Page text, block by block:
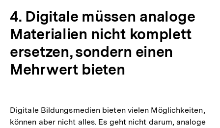
4. Digitale müssen analoge
Materialien nicht komplett
ersetzen, sondern einen
Mehrwert bieten
Digitale Bildungsmedien bieten vielen Möglichkeiten,
können aber nicht alles. Es geht nicht darum, analoge